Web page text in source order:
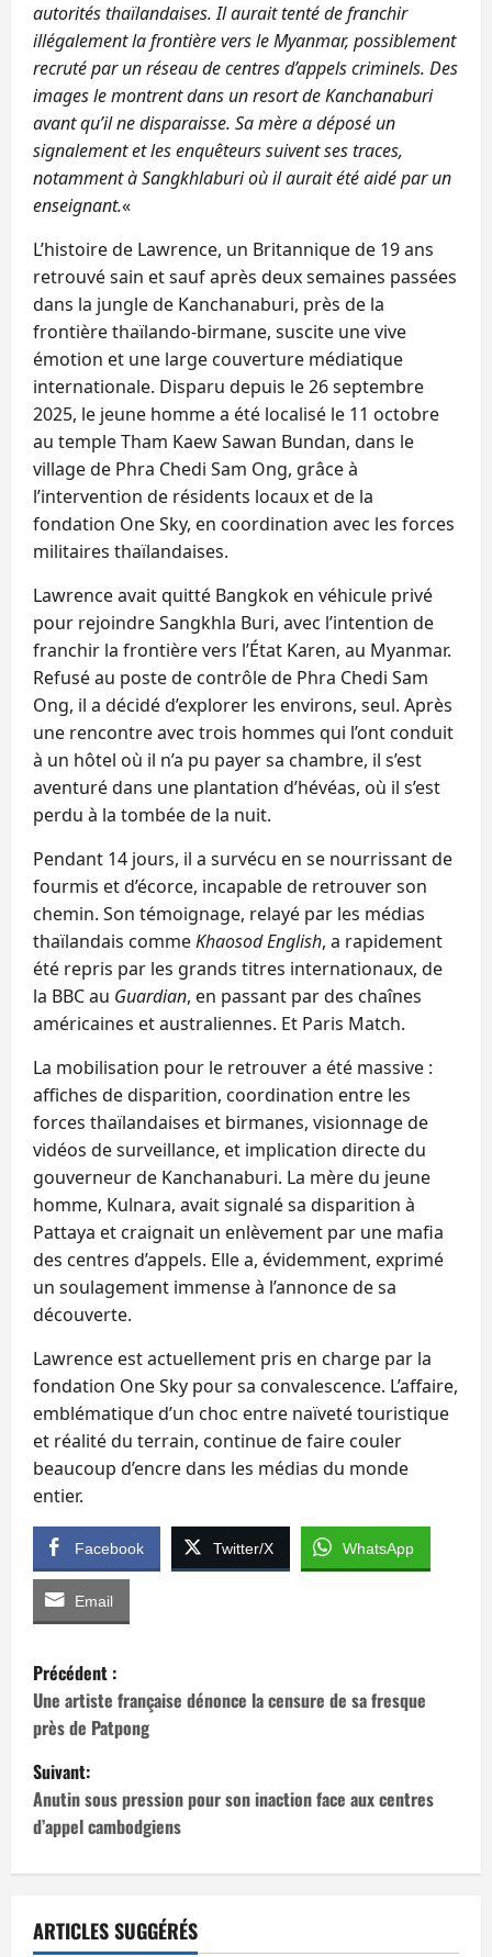
autorités thaïlandaises. Il aurait tenté de franchir
illégalement la frontière vers le Myanmar, possiblement
recruté par un réseau de centres d’appels criminels. Des
images le montrent dans un resort de Kanchanaburi
avant qu’il ne disparaisse. Sa mère a déposé un
signalement et les enquêteurs suivent ses traces,
notamment à Sangkhlaburi où il aurait été aidé par un
enseignant.«
L’histoire de Lawrence, un Britannique de 19 ans
retrouvé sain et sauf après deux semaines passées
dans la jungle de Kanchanaburi, près de la
frontière thaïlando-birmane, suscite une vive
émotion et une large couverture médiatique
internationale. Disparu depuis le 26 septembre
2025, le jeune homme a été localisé le 11 octobre
au temple Tham Kaew Sawan Bundan, dans le
village de Phra Chedi Sam Ong, grâce à
l’intervention de résidents locaux et de la
fondation One Sky, en coordination avec les forces
militaires thaïlandaises.
Lawrence avait quitté Bangkok en véhicule privé
pour rejoindre Sangkhla Buri, avec l’intention de
franchir la frontière vers l’État Karen, au Myanmar.
Refusé au poste de contrôle de Phra Chedi Sam
Ong, il a décidé d’explorer les environs, seul. Après
une rencontre avec trois hommes qui l’ont conduit
à un hôtel où il n’a pu payer sa chambre, il s’est
aventuré dans une plantation d’hévéas, où il s’est
perdu à la tombée de la nuit.
Pendant 14 jours, il a survécu en se nourrissant de
fourmis et d’écorce, incapable de retrouver son
chemin. Son témoignage, relayé par les médias
thaïlandais commeKhaosod English, a rapidement
été repris par les grands titres internationaux, de
la BBC au Guardian, en passant par des chaînes
américaines et australiennes. Et Paris Match.
La mobilisation pour le retrouver a été massive :
affiches de disparition, coordination entre les
forces thaïlandaises et birmanes, visionnage de
vidéos de surveillance, et implication directe du
gouverneur de Kanchanaburi. La mère du jeune
homme, Kulnara, avait signalé sa disparition à
Pattaya et craignait un enlèvement par une mafia
des centres d’appels. Elle a, évidemment, exprimé
un soulagement immense à l’annonce de sa
découverte.
Lawrence est actuellement pris en charge par la
fondation One Sky pour sa convalescence. L’affaire,
emblématique d’un choc entre naïveté touristique
et réalité du terrain, continue de faire couler
beaucoup d’encre dans les médias du monde
entier.
Facebook Twitter/X WhatsApp
Email
N
a
v
i
g
t
Précédent :
Une artiste française dénonce la censure de sa fresque
près de Patpong
Suivant:
Anutin sous pression pour son inaction face aux centres
d’appel cambodgiens
ARTICLES SUGGÉRÉS